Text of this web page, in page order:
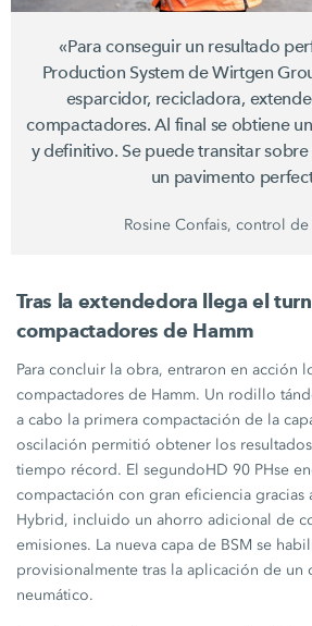
«Para conseguir un resultado
Production System deWirtgen
esparcidor, recicladora,
compactadores. Al final se obtiene
y definitivo. Se puede transitar
un pavimento
Rosine Confais, control
Tras la extendedora llega el
compactadores de Hamm
Para concluir la obra, entraron en acción
compactadores de Hamm. Un rodillo
a cabo la primera compactación de la
oscilación permitió obtener los
tiempo récord. El segundoHD 90 PHse
compactación con gran eficiencia gracias
Hybrid, incluido un ahorro adicional de
emisiones. La nueva capa de BSM se
provisionalmente tras la aplicación de un
neumático.